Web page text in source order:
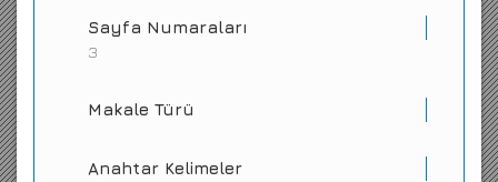
Sayfa Numaraları
3
Makale Türü
Anahtar Kelimeler